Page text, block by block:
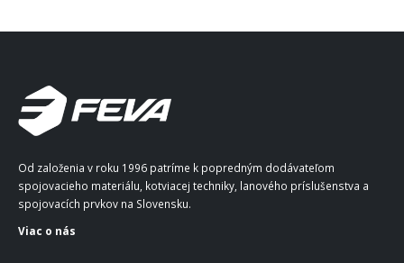
Od založenia v roku 1996 patríme k popredným dodávateľom
spojovacieho materiálu, kotviacej techniky, lanového príslušenstva a
spojovacích prvkov na Slovensku.
Viac o nás